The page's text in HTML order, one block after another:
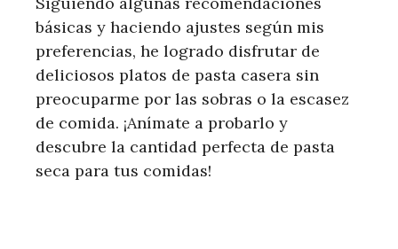
básicas y haciendo ajustes según mis
preferencias, he logrado disfrutar de
deliciosos platos de pasta casera sin
preocuparme por las sobras o la escasez
de comida. ¡Anímate a probarlo y
descubre la cantidad perfecta de pasta
seca para tus comidas!